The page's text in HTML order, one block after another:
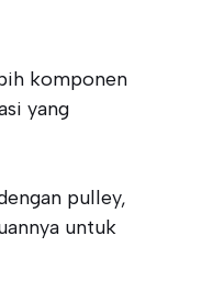
komponen
yang
pulley,
untuk